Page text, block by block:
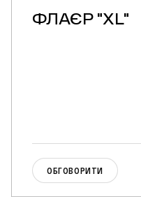
ФЛАЄР "XL"
ОБГОВОРИТИ